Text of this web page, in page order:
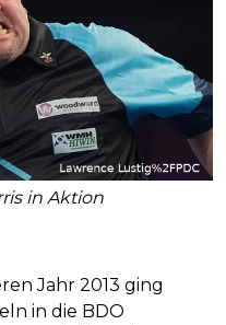
in Aktion
Jahr 2013 ging
in die BDO